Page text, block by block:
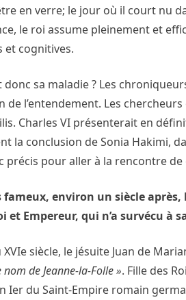
en verre; le jour où il court nu
le roi assume pleinement et
et cognitives.
donc sa maladie ? Les
de l’entendement. Les
Charles VI présenterait en
la conclusion de Sonia Hakimi,
précis pour aller à la rencontre
fameux, environ un siècle
et Empereur, qui n’a survécu à
siècle, le jésuite Juan de
nom de Jeanne-la-Folle ». Fille des
Ier du Saint-Empire romain